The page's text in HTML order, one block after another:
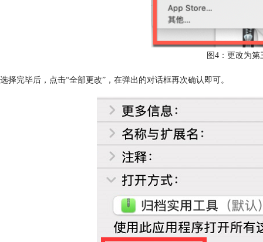
图4：更改为第
完毕后，点击“全部更改”，在弹出的对话框再次确认即可。